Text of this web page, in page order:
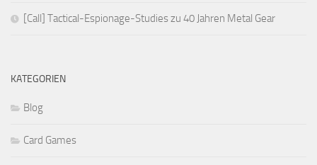
[Call] Tactical-Espionage-Studies zu 40 Jahren Metal Gear
KATEGORIEN
Blog
Card Games